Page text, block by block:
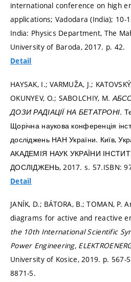
international conference on high
applications; Vadodara (India); 10-
India: Physics Department, The
University of Baroda, 2017. p. 42.
Detail
HAYSAK, I.; VARMUŽA, J.;
OKUNYEV, O.; SABOLCHIY, M.
ДОЗИ РАДІАЦІЇ НА БЕТАТРОНІ.
Щорічна наукова конференція
досліджень НАН України. Київ,
АКАДЕМІЯ НАУК УКРАЇНИ
ДОСЛІДЖЕНЬ, 2017.s. 57.ISBN:
Detail
JANÍK, D.; BÁTORA, B.; TOMAN, P.
diagrams for active and reactive
the 10th International Scientific
Power Engineering,
University of Kosice, 2019. p. 567-
8871-5.